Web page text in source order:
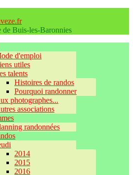
Buis-les-Baronnies
d'emploi
utiles
talents
Histoires de randos
Pourquoi randonner
photographes...
associations
randonnées
2014
2015
2016